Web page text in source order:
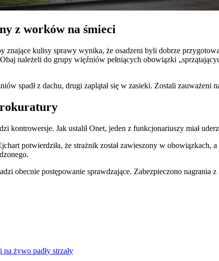
z worków na śmieci
znające kulisy sprawy wynika, że osadzeni byli dobrze
należeli do grupy więźniów pełniących obowiązki
spadł z dachu, drugi zaplątał się w zasieki. Zostali
kontrowersje. Jak ustalił Onet, jeden z funkcjonariuszy miał
potwierdziła, że strażnik został zawieszony w obowiązkach,
obecnie postępowanie sprawdzające. Zabezpieczono
żywo padły strzały